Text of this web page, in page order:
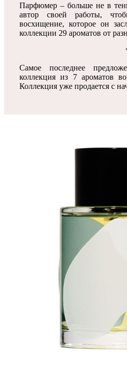
Парфюмер – больше не в
автор своей работы,
восхищение, которое он
коллекции 29 ароматов от
Самое последнее
коллекция из 7 ароматов
Коллекция уже продается с